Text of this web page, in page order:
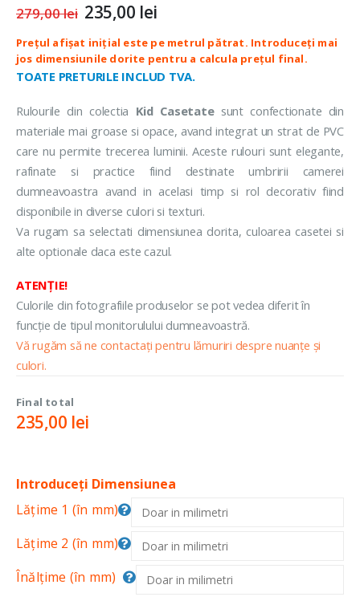
279,00lei Prețul
inițial
a
fost:
279,00 lei.
235,00 lei
este:
235,00 lei.
TOATE PRETURILE INCLUD TVA.
Rulourile din colectia Kid Casetatesunt confectionate din
materiale mai groase si opace, avand integrat un strat de PVC
care nu permite trecerea luminii. Aceste rulouri sunt elegante,
rafinate si practice fiind destinate umbririi camerei
dumneavoastra avand in acelasi timp si rol decorativ fiind
disponibile in diverse culori si texturi.
Va rugam sa selectati dimensiunea dorita, culoarea casetei si
alte optionale daca este cazul.
ATENȚIE!
Culorile din fotografiile produselor se pot vedea diferit în
funcție de tipul monitorulului dumneavoastră.
Vă rugăm să ne contactați pentru lămuriri despre nuanțe și
culori.
Final total
235,00 lei
Introduceți Dimensiunea
Lățime 1 (în mm)
Lățime 2 (în mm)
Înălțime (în mm)